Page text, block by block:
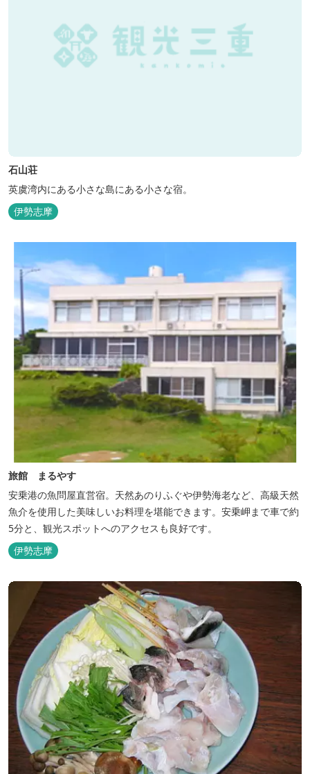
石山荘
英虞湾内にある小さな島にある小さな宿。
伊勢志摩
旅館 まるやす
安乗港の魚問屋直営宿。天然あのりふぐや伊勢海老など、高級天然
魚介を使用した美味しいお料理を堪能できます。安乗岬まで車で約
5分と、観光スポットへのアクセスも良好です。
伊勢志摩